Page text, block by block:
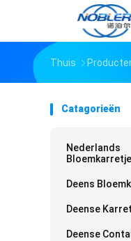
Thuis
Catagorieën
Nederlands
Bloemkarretje
Deens
Deense
Deense